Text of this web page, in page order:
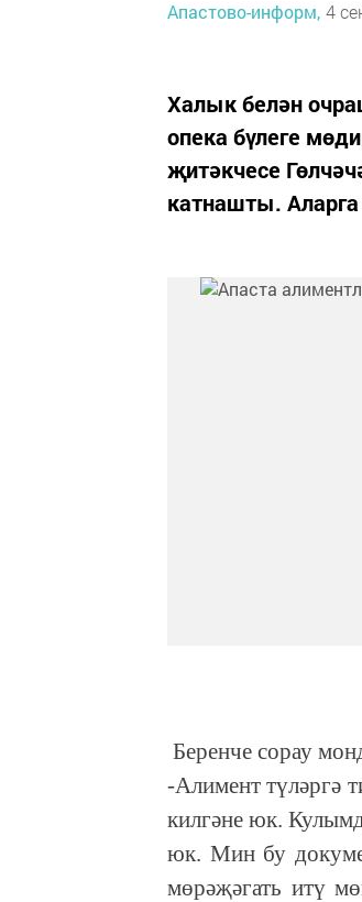
Апастово-информ, 4
Халык белән
опека бүлеге
җитәкчесе
катнашты.
Беренче сорау
-Алимент түләргә
килгәне юк.
юк. Мин бу
мөрәҗәгать итү